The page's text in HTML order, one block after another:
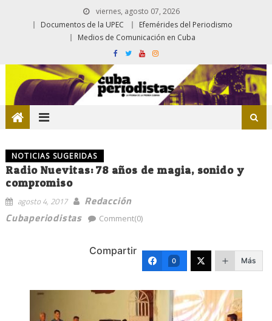
viernes, agosto 07, 2026
Documentos de la UPEC
Efemérides del Periodismo
Medios de Comunicación en Cuba
NOTICIAS SUGERIDAS
Radio Nuevitas: 78 años de magia, sonido y
compromiso
agosto 4, 2017
Redacción
Cubaperiodistas
Comment(0)
Compartir
0 Más